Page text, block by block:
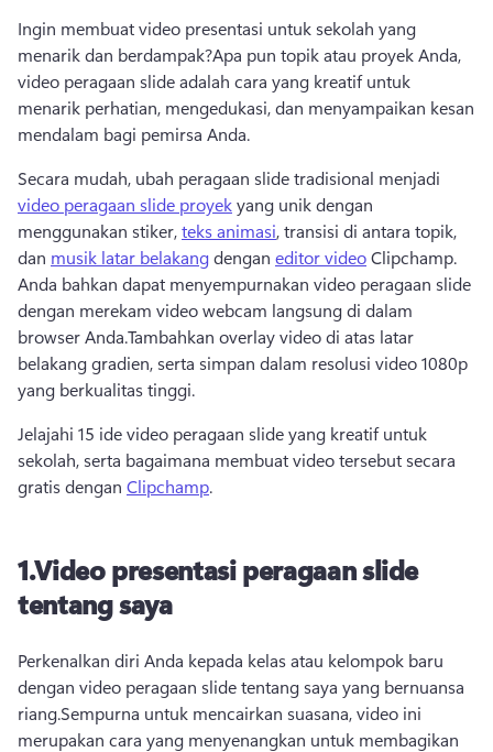
Ingin membuat video presentasi untuk sekolah yang
menarik dan berdampak?Apa pun topik atau proyek Anda,
video peragaan slide adalah cara yang kreatif untuk
menarik perhatian, mengedukasi, dan menyampaikan kesan
mendalam bagi pemirsa Anda.
Secara mudah, ubah peragaan slide tradisional menjadi
video peragaan slide proyek yang unik dengan
menggunakan stiker, teks animasi, transisi di antara topik,
dan musik latar belakang dengan editor video
Anda bahkan dapat menyempurnakan video peragaan slide
dengan merekam video webcam langsung di dalam
browser Anda.Tambahkan overlay video di atas latar
belakang gradien, serta simpan dalam resolusi video 1080p
yang berkualitas tinggi.
Jelajahi 15 ide video peragaan slide yang kreatif untuk
sekolah, serta bagaimana membuat video tersebut secara
gratis dengan Clipchamp.
1.Video presentasi peragaan slide
tentang saya
Perkenalkan diri Anda kepada kelas atau kelompok baru
dengan video peragaan slide tentang saya yang bernuansa
riang.Sempurna untuk mencairkan suasana, video ini
merupakan cara yang menyenangkan untuk membagikan